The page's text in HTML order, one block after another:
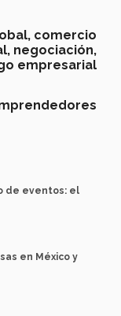
comercio
negociación,
empresarial
de eventos: el
en México y